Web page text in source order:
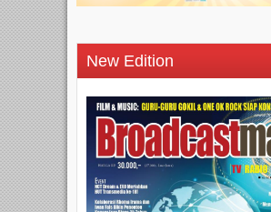
New Edition